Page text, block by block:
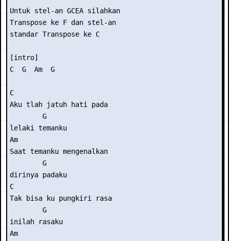
Untuk stel-an GCEA silahkan
Transpose ke F dan stel-an
standar Transpose ke C
[intro]
C  G  Am  G
C
Aku tlah jatuh hati pada
        G
lelaki temanku
Am
Saat temanku mengenalkan
        G
dirinya padaku
C
Tak bisa ku pungkiri rasa
        G
inilah rasaku
Am